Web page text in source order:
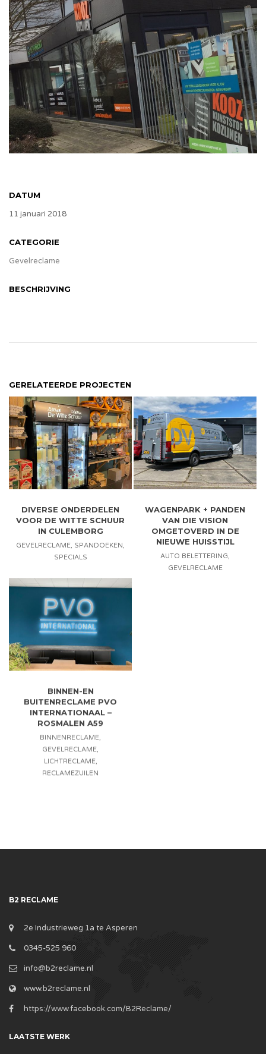
DATUM
11 januari 2018
CATEGORIE
Gevelreclame
BESCHRIJVING
GERELATEERDE PROJECTEN
DIVERSE ONDERDELEN
VOOR DE WITTE SCHUUR
IN CULEMBORG
GEVELRECLAME, SPANDOEKEN,
SPECIALS
WAGENPARK + PANDEN
VAN DIE VISION
OMGETOVERD IN DE
NIEUWE HUISSTIJL
AUTO BELETTERING,
GEVELRECLAME
BINNEN-EN
BUITENRECLAME PVO
INTERNATIONAAL –
ROSMALEN A59
BINNENRECLAME,
GEVELRECLAME,
LICHTRECLAME,
RECLAMEZUILEN
B2 RECLAME
2e Industrieweg 1a te Asperen
0345-525 960
info@b2reclame.nl
www.b2reclame.nl
https://www.facebook.com/B2Reclame/
LAATSTE WERK